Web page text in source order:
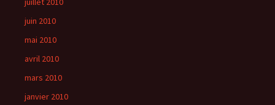
juin 2010
mai 2010
avril 2010
mars 2010
janvier 2010